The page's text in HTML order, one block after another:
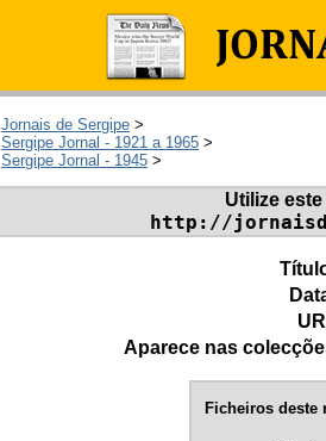
Jornais de Sergipe >
Sergipe Jornal - 1921 a 1965 >
Sergipe Jornal - 1945 >
Utilize
http://
Aparece nas
Ficheiros deste